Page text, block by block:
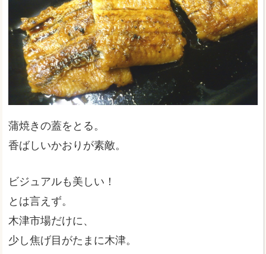
蒲焼きの蓋をとる。
香ばしいかおりが素敵。
ビジュアルも美しい！
とは言えず。
木津市場だけに、
少し焦げ目がたまに木津。